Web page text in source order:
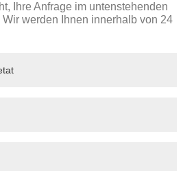
Ihre Anfrage im untenstehenden
werden Ihnen innerhalb von 24